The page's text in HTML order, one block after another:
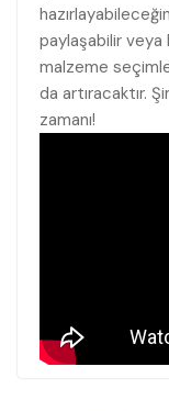
paylaşabilir ‍veya
malzeme
da ​artıracaktır.
zamanı!